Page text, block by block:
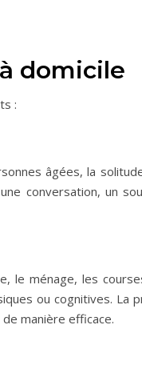
domicile
:
âgées, la
conversation, un
le ménage, les
ou cognitives. La
manière efficace.